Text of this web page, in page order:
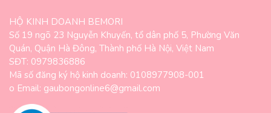
HỘ KINH DOANH BEMORI
Số 19 ngõ 23 Nguyễn Khuyến, tổ dân phố 5, Phường Văn
Quán, Quận Hà Đông, Thành phố Hà Nội, Việt Nam
SĐT: 0979836886
Mã số đăng ký hộ kinh doanh: 0108977908-001
o Email: gaubongonline6@gmail.com